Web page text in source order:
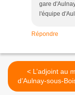
gare
l'équipe
Répondre
< L’adjoint au maire
d’Aulnay-sous-
Cannarozzo